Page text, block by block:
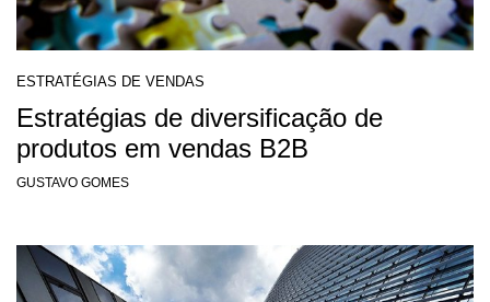
ESTRATÉGIAS DE VENDAS
Estratégias de diversificação de
produtos em vendas B2B
GUSTAVO GOMES